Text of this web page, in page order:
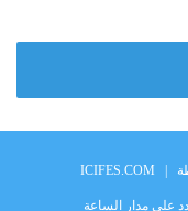
ICIFES.COM